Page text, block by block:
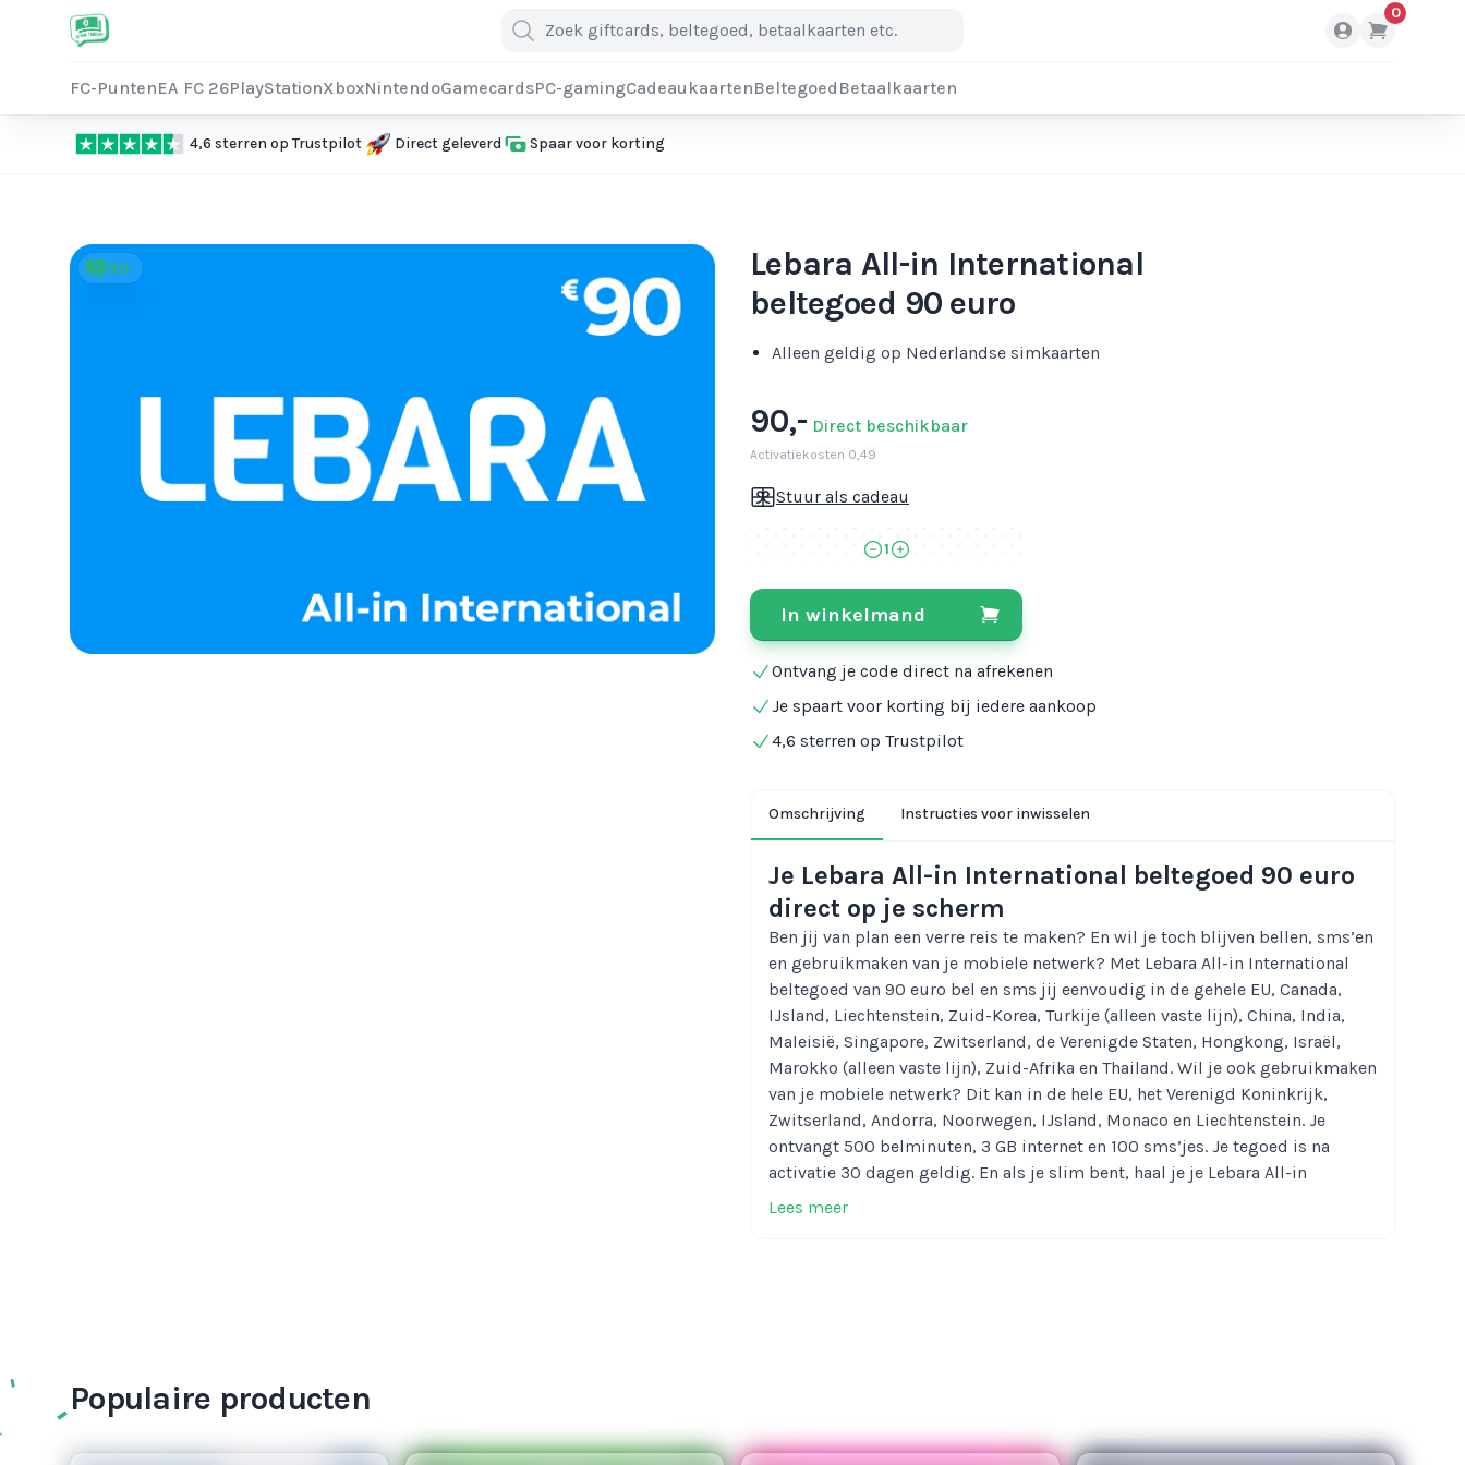
0
FC-PuntenEA FC 26PlayStationXboxNintendoGamecardsPC-gamingCadeaukaartenBeltegoed Betaalkaarten
4,6 sterren op Trustpilot Direct geleverd Spaar voor korting
90
Lebara All-in International
beltegoed 90 euro
Alleen geldig op Nederlandse simkaarten
90,- Direct beschikbaar
Activatiekosten 0,49
Stuur als cadeau
1
In winkelmand
Ontvang je code direct na afrekenen
Je spaart voor korting bij iedere aankoop
4,6 sterren op Trustpilot
Omschrijving Instructies voor inwisselen
Je Lebara All-in International beltegoed 90 euro
direct op je scherm
Ben jij van plan een verre reis te maken? En wil je toch blijven bellen, sms’en
en gebruikmaken van je mobiele netwerk? Met Lebara All-in International
beltegoed van 90 euro bel en sms jij eenvoudig in de gehele EU, Canada,
IJsland, Liechtenstein, Zuid-Korea, Turkije (alleen vaste lijn), China, India,
Maleisië, Singapore, Zwitserland, de Verenigde Staten, Hongkong, Israël,
Marokko (alleen vaste lijn), Zuid-Afrika en Thailand. Wil je ook gebruikmaken
van je mobiele netwerk? Dit kan in de hele EU, het Verenigd Koninkrijk,
Zwitserland, Andorra, Noorwegen, IJsland, Monaco en Liechtenstein. Je
ontvangt 500 belminuten, 3 GB internet en 100 sms’jes. Je tegoed is na
activatie 30 dagen geldig. En als je slim bent, haal je je Lebara All-in
International beltegoed van 90 euro gewoon weer opnieuw bij Ikwiltegoed!
bestelling. Je kunt ze ook heel lang opsparen, zodat je na verloop van tijd
Lees meer
Populaire producten